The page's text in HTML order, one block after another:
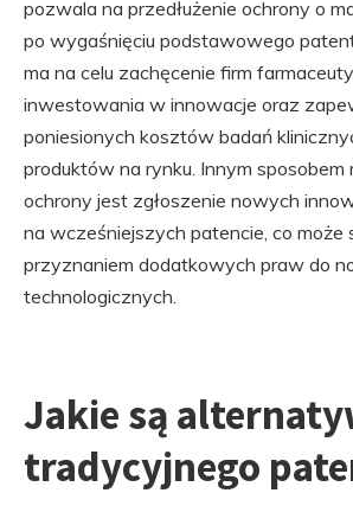
pozwala na przedłużenie ochrony o
po wygaśnięciu podstawowego
ma na celu zachęcenie firm
inwestowania w innowacje oraz
poniesionych kosztów badań
produktów na rynku. Innym sposobem
ochrony jest zgłoszenie nowych
na wcześniejszych patencie, co może
przyznaniem dodatkowych praw do
technologicznych.
Jakie są
tradycyjnego